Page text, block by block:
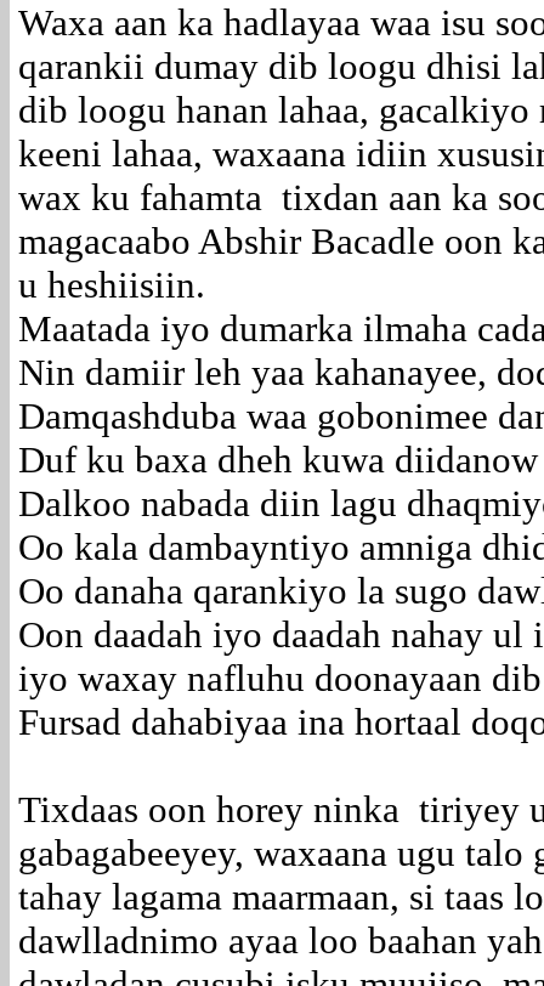
Waxa aan ka hadlayaa waa isu
qarankii dumay dib loogu dhisi
dib loogu hanan lahaa,
keeni lahaa, waxaana idiin
wax ku fahamta tixdan aan ka
magacaabo Abshir Bacadle oon
u heshiisiin.
Maatada iyo dumarka ilmaha
Nin damiir leh yaa kahanayee,
Damqashduba waa gobonimee
Duf ku baxa dheh kuwa
Dalkoo nabada diin lagu
Oo kala dambayntiyo amniga
Oo danaha qarankiyo la sugo
Oon daadah iyo daadah nahay ul
iyo waxay nafluhu doonayaan
Fursad dahabiyaa ina hortaal
Tixdaas oon horey ninka tiriyey
gabagabeeyey, waxaana ugu
tahay lagama maarmaan, si taas
dawlladnimo ayaa loo baahan